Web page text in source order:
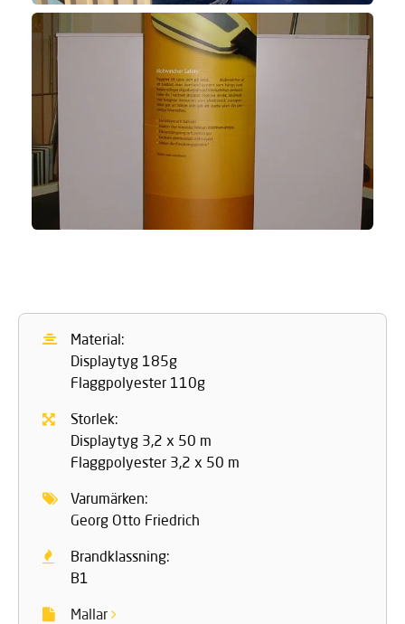
Material:
Displaytyg 185g
Flaggpolyester 110g
Storlek:
Displaytyg 3,2 x 50 m
Flaggpolyester 3,2 x 50 m
Varumärken:
Georg Otto Friedrich
Brandklassning:
B1
Mallar